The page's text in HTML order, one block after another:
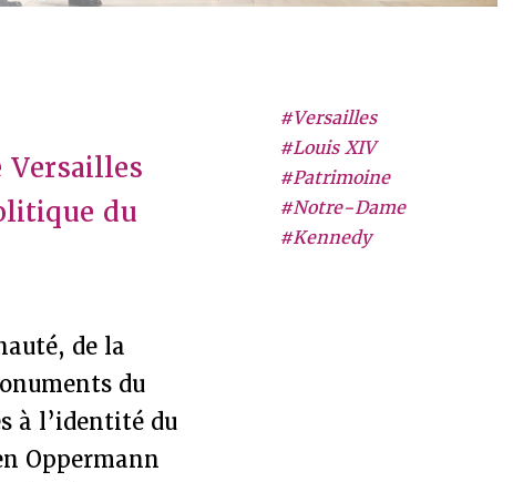
#Versailles
#Louis XIV
#Patrimoine
#Notre-Dame
#Kennedy
Versailles
du
de la
du
à l’identité du
Oppermann